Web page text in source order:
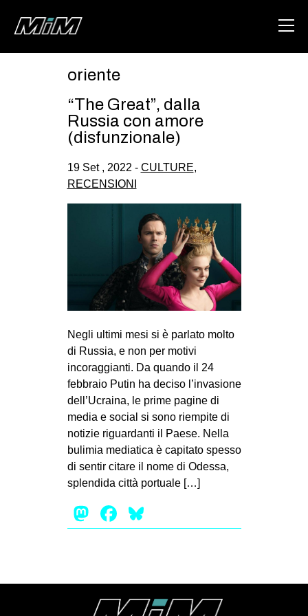
ABOUT
DEGENERAZIONE
CSOA LAMBRETTA
MSM
STUDENTI TSUNAMI
ZAM
MOBILITAZIONI
SPAZI
SPORT POPOLARE
MOVIMENTI
AMBIENTE
ANTIFASCISMO
DIRITTO ALL’ABITARE
GENERI
MIGRAZIONI
STUDENTI
oriente
“The Great”, dalla
Russia con amore
(disfunzionale)
19 Set , 2022 - CULTURE,
RECENSIONI
Negli ultimi mesi si è parlato molto
di Russia, e non per motivi
incoraggianti. Da quando il 24
febbraio Putin ha deciso l’invasione
dell’Ucraina, le prime pagine di
media e social si sono riempite di
notizie riguardanti il Paese. Nella
bulimia mediatica è capitato spesso
di sentir citare il nome di Odessa,
splendida città portuale […]
Mastodon
Facebook